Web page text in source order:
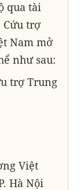
qua tài
Cứu trợ
Nam mở
như sau:
trợ Trung
Việt
Hà Nội